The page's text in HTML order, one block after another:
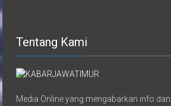
Tentang Kami
Media Online yang mengabarkan info